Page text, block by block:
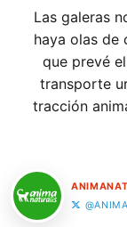
Las galeras
haya olas de
que prevé
transporte
tracción